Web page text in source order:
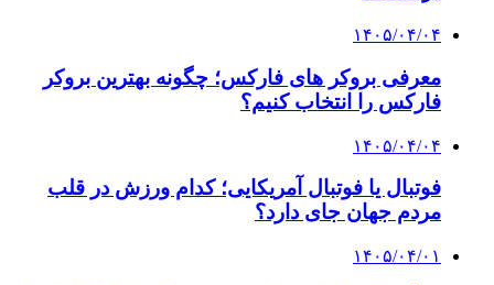
۱۴۰۵/۰۴/۰۴
معرفی بروکر های فارکس؛ چگونه بهترین بروکر
فارکس را انتخاب کنیم؟
۱۴۰۵/۰۴/۰۴
فوتبال یا فوتبال آمریکایی؛ کدام ورزش در قلب
مردم جهان جای دارد؟
۱۴۰۵/۰۴/۰۱